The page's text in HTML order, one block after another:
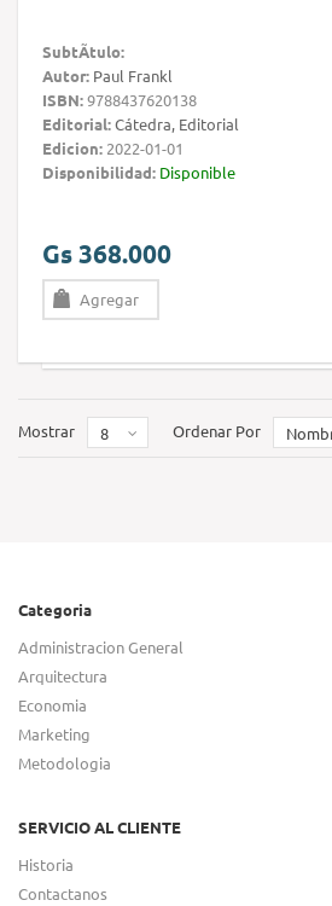
SubtÃ­tulo:
Autor: Paul Frankl
ISBN:9788437620138
Editorial:Cátedra, Editorial
Edicion: 2022-01-01
Disponibilidad: Disponible
Gs 368.000
Agregar
Mostrar 8 Ordenar Por
Categoria
Administracion General
Arquitectura
Economia
Marketing
Metodologia
SERVICIO AL CLIENTE
Historia
Contactanos